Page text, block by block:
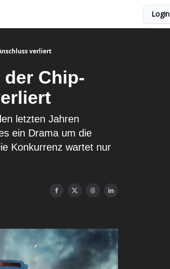
Login
verliert
Chip-
letzten Jahren
ein Drama um die
Konkurrenz wartet nur